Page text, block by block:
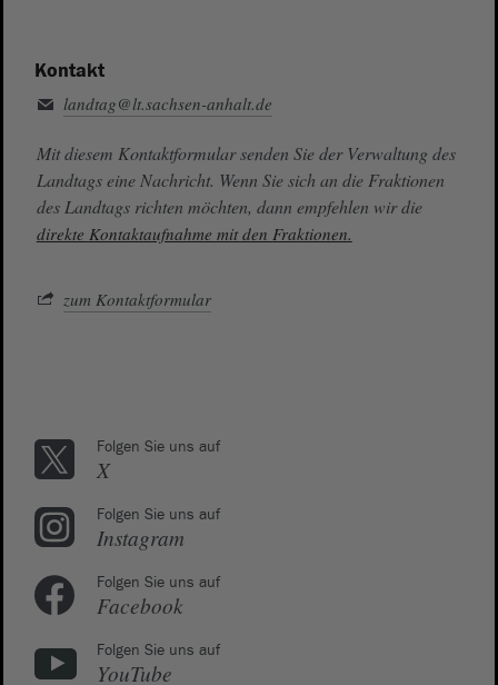
Kontakt
landtag@lt.sachsen-anhalt.de
Mit diesem Kontaktformular senden Sie der Verwaltung des
Landtags eine Nachricht. Wenn Sie sich an die Fraktionen
des Landtags richten möchten, dann empfehlen wir die
direkte Kontaktaufnahme mit den Fraktionen.
zum Kontaktformular
Folgen Sie uns auf
X
Folgen Sie uns auf
Instagram
Folgen Sie uns auf
Facebook
Folgen Sie uns auf
YouTube